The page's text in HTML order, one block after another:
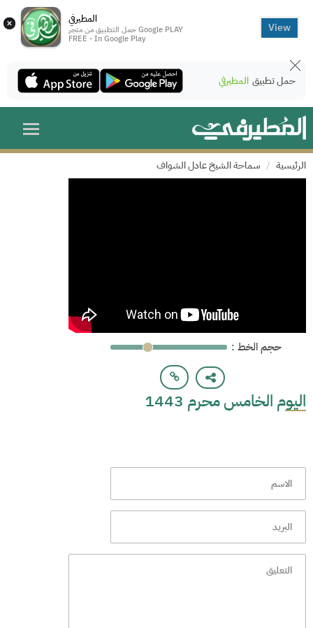
× المطيرفي
حمل التطبيق من متجر Google PLAY
FREE - In Google Play
View
حمل تطبيق المطيرفي
الرئيسية سماحة الشيخ عادل الشواف
: حجم الخط
اليوم الخامس محرم 1443